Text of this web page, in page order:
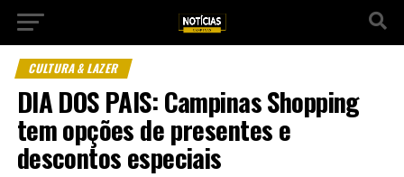
CULTURA & LAZER
DIA DOS PAIS: Campinas Shopping
tem opções de presentes e
descontos especiais